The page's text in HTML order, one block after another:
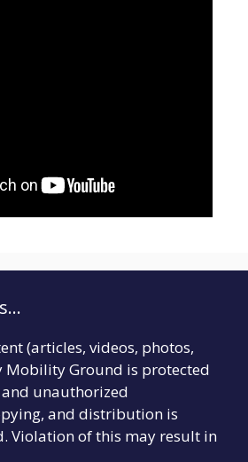
(articles, videos, photos,
Mobility Ground is protected
unauthorized
and distribution is
Violation of this may result in